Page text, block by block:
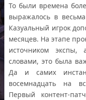
То были времена
выражалось в
Казуальный игрок
месяцев. На этапе
источником экспы,
словами, это была
Да и самих
восемнадцать на
Первый контент-